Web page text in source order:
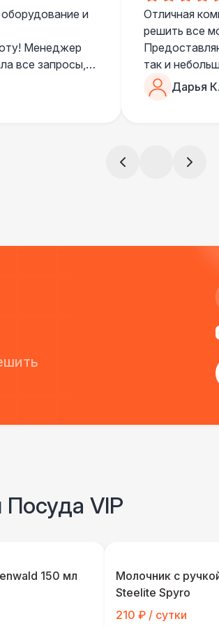
и
Менеджер
все запросы,
тревоги
Отличная
решить все
так и
очень
чем
Дарья К.
Посуда VIP
150 мл
Молочник с
Steelite Spyro
210 ₽ / сутки